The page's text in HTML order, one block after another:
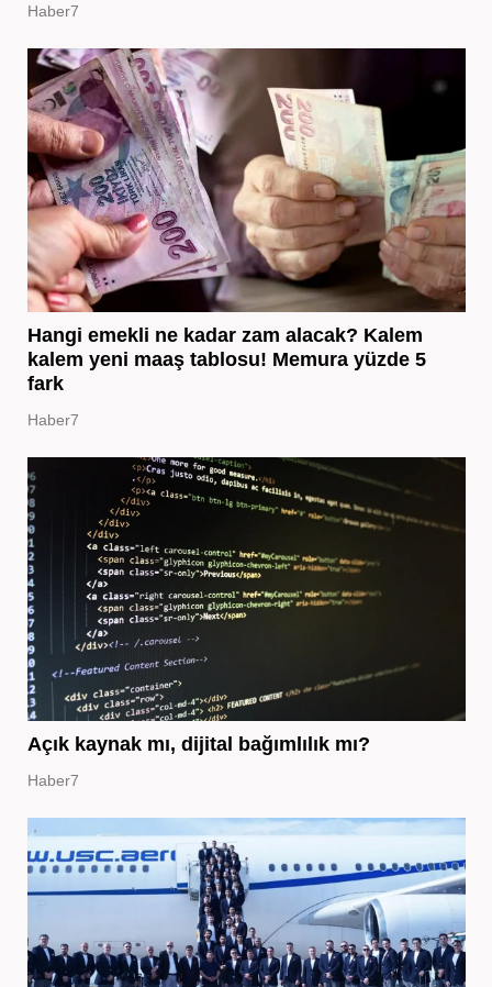
Haber7
Hangi emekli ne kadar zam alacak? Kalem
kalem yeni maaş tablosu! Memura yüzde 5
fark
Haber7
Açık kaynak mı, dijital bağımlılık mı?
Haber7